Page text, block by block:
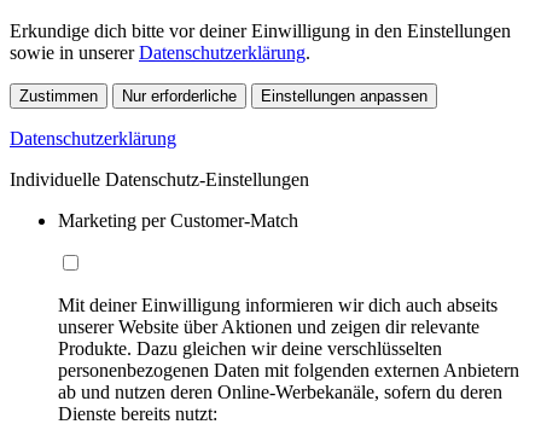
Erkundige dich bitte vor deiner Einwilligung in den Einstellungen
sowie in unsererDatenschutzerklärung.
Zustimmen Nur erforderliche Einstellungen anpassen
Datenschutzerklärung
Individuelle Datenschutz-Einstellungen
Marketing per Customer-Match
Mit deiner Einwilligung informieren wir dich auch abseits
unserer Website über Aktionen und zeigen dir relevante
Produkte. Dazu gleichen wir deine verschlüsselten
personenbezogenen Daten mit folgenden externen Anbietern
ab und nutzen deren Online-Werbekanäle, sofern du deren
Dienste bereits nutzt: